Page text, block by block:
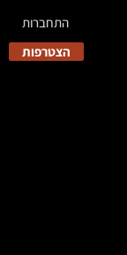
התחברות
הצטרפות